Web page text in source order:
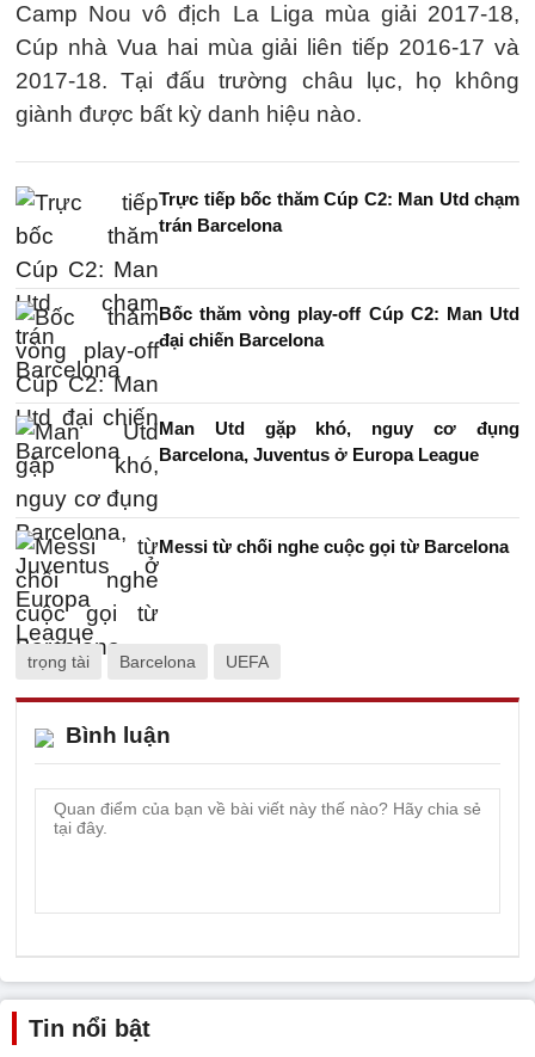
Camp Nou vô địch La Liga mùa giải 2017-18,
Cúp nhà Vua hai mùa giải liên tiếp 2016-17 và
2017-18. Tại đấu trường châu lục, họ không
giành được bất kỳ danh hiệu nào.
Trực tiếp bốc thăm Cúp C2: Man Utd chạm
trán Barcelona
Bốc thăm vòng play-off Cúp C2: Man Utd
đại chiến Barcelona
Man Utd gặp khó, nguy cơ đụng
Barcelona, Juventus ở Europa League
Messi từ chối nghe cuộc gọi từ Barcelona
trọng tài Barcelona UEFA
Bình luận
Tin nổi bật